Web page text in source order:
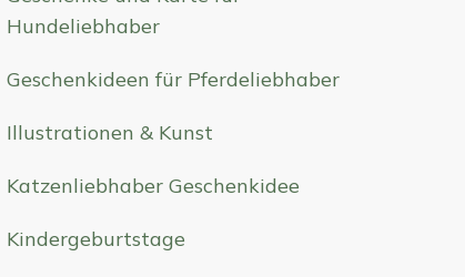
Hundeliebhaber
Geschenkideen für Pferdeliebhaber
Illustrationen & Kunst
Katzenliebhaber Geschenkidee
Kindergeburtstage